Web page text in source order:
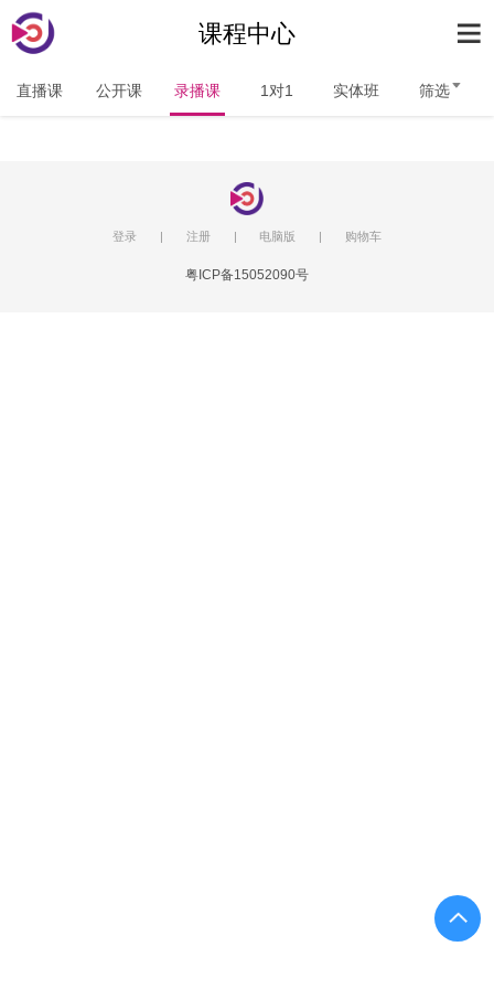
课程中心
直播课 公开课 录播课 1对1 实体班 筛选
登录 | 注册 | 电脑版 | 购物车
粤ICP备15052090号